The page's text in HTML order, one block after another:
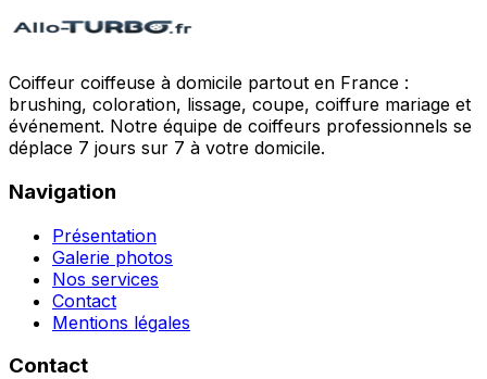
Coiffeur coiffeuse à domicile partout en France :
brushing, coloration, lissage, coupe, coiffure mariage et
événement. Notre équipe de coiffeurs professionnels se
déplace 7 jours sur 7 à votre domicile.
Navigation
Présentation
Galerie photos
Nos services
Contact
Mentions légales
Contact